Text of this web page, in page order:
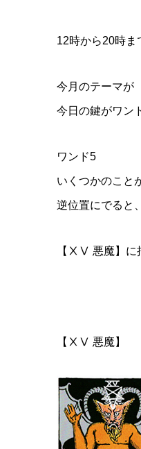
12時から20時ま
今月のテーマが
今日の鍵がワン
ワンド5
いくつかのこと
逆位置にでると
【ⅩⅤ 悪魔】に
【ⅩⅤ 悪魔】